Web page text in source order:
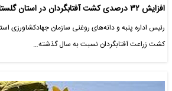
افزایش ۳۲ درصدی کشت آفتابگردان در استان گلستان
رئیس اداره پنبه و دانه‌های روغنی سازمان جهادکشاورزی
کشت زراعت آفتابگردان نسبت به سال گذشته…